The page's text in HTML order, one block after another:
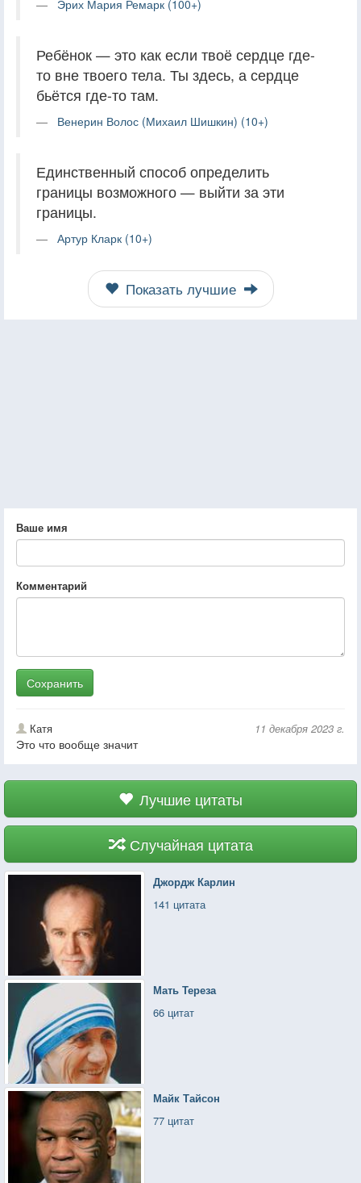
Эрих Мария Ремарк (100+)
Ребёнок — это как если твоё сердце где-
то вне твоего тела. Ты здесь, а сердце
бьётся где-то там.
Венерин Волос (Михаил Шишкин) (10+)
Единственный способ определить
границы возможного — выйти за эти
границы.
Артур Кларк (10+)
Показать лучшие
Ваше имя
Комментарий
Сохранить
Катя 11 декабря 2023 г.
Это что вообще значит
Лучшие цитаты
Случайная цитата
Джордж Карлин
141 цитата
Мать Тереза
66 цитат
Майк Тайсон
77 цитат